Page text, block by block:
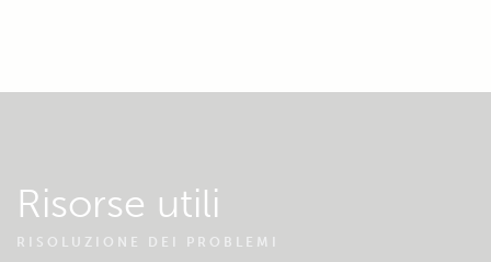
Risorse utili
RISOLUZIONE DEI PROBLEMI